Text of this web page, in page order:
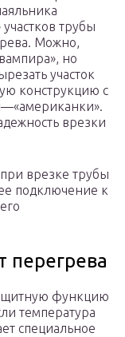
трубы
Можно,
но
участок
конструкцию с
врезки
врезке трубы
подключение к
перегрева
функцию
температура
специальное